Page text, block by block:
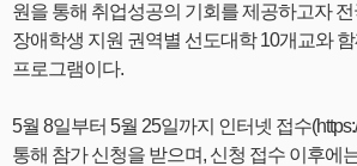
원을 통해 취업성공의 기회를 제공하고자
장애학생 지원 권역별 선도대학 10개교와
프로그램이다.
5월 8일부터 5월 25일까지 인터넷 접수
통해 참가 신청을 받으며, 신청 접수 이후에